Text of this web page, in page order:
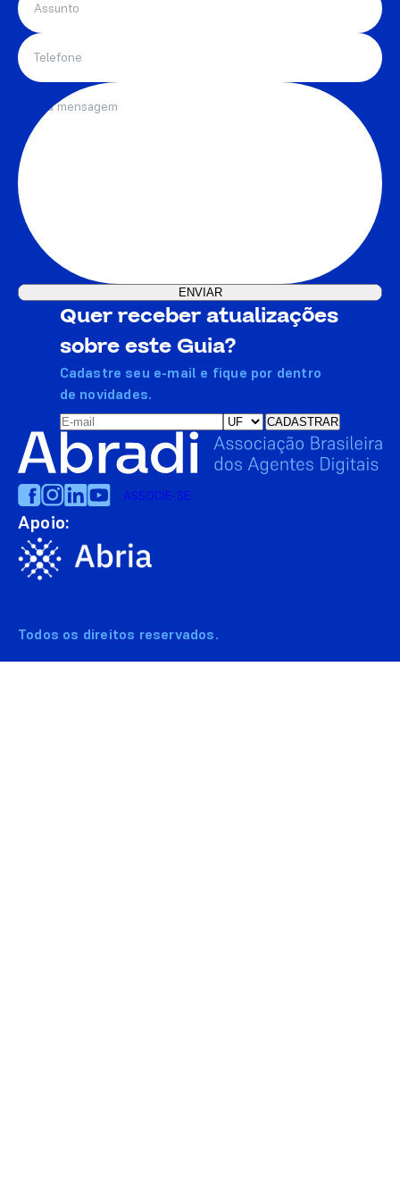
Quer receber atualizações
sobre este Guia?
Cadastre seu e-mail e fique por dentro
de novidades.
ASSOCIE-SE
Apoio:
Todos os direitos reservados.